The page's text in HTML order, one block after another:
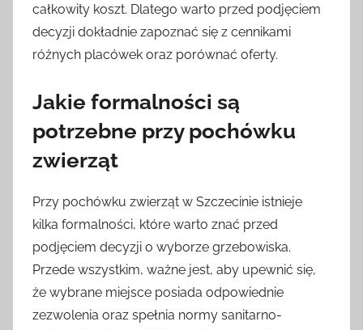
całkowity koszt. Dlatego warto przed podjęciem
decyzji dokładnie zapoznać się z cennikami
różnych placówek oraz porównać oferty.
Jakie formalności są
potrzebne przy pochówku
zwierząt
Przy pochówku zwierząt w Szczecinie istnieje
kilka formalności, które warto znać przed
podjęciem decyzji o wyborze grzebowiska.
Przede wszystkim, ważne jest, aby upewnić się,
że wybrane miejsce posiada odpowiednie
zezwolenia oraz spełnia normy sanitarno-